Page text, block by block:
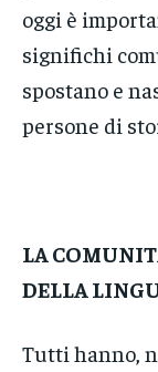
oggi è
significhi
spostano e
persone di
LA
DELLA
Tutti hanno,